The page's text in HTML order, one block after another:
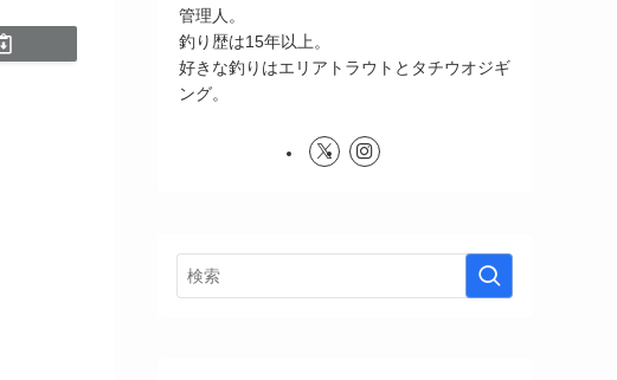
管理人。
釣り歴は15年以上。
好きな釣りはエリアトラウトとタチウオジギ
ング。